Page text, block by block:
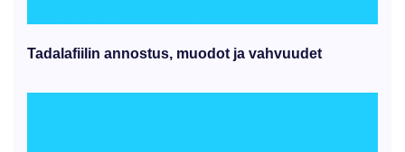
Tadalafiilin annostus, muodot ja vahvuudet